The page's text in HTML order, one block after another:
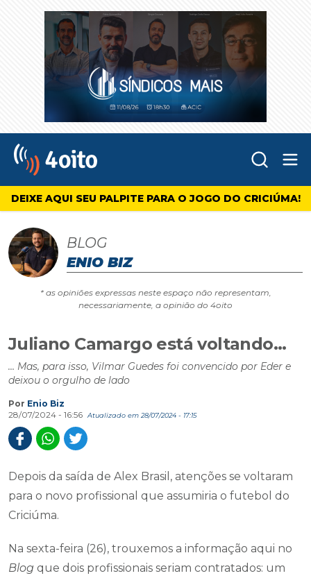
4oito
DEIXE AQUI SEU PALPITE PARA O JOGO DO CRICIÚMA!
BLOG
ENIO BIZ
* as opiniões expressas neste espaço não representam,
necessariamente, a opinião do 4oito
Juliano Camargo está voltando…
… Mas, para isso, Vilmar Guedes foi convencido por Eder e
deixou o orgulho de lado
Por Enio Biz
28/07/2024 - 16:56
Atualizado em 28/07/2024 - 17:15
Depois da saída de Alex Brasil, atenções se voltaram
para o novo profissional que assumiria o futebol do
Criciúma.
Na sexta-feira (26), trouxemos a informação aqui no
Blog que dois profissionais seriam contratados: um